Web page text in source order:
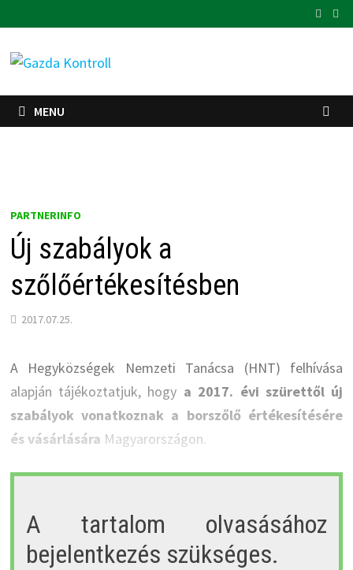
to
content
MENU
PARTNERINFO
Új szabályok a
szőlőértékesítésben
2017.07.25.
A Hegyközségek Nemzeti Tanácsa (HNT) felhívása
alapján tájékoztatjuk, hogy a 2017. évi szürettől új
szabályok vonatkoznak a borszőlő értékesítésére
és vásárlására Magyarországon.
A tartalom olvasásához
bejelentkezés szükséges.